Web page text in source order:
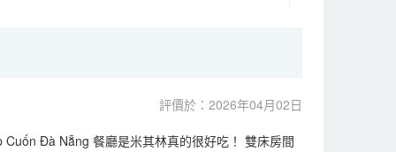
評價於：2026年04月02日
Đà Nẵng 餐廳是米其林真的很好吃！ 雙床房間